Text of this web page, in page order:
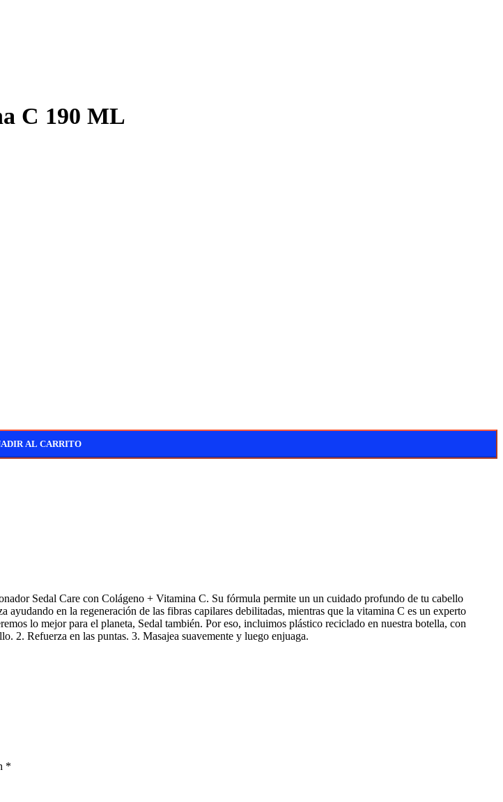
C 190 ML
AL CARRITO
Sedal Care con Colágeno + Vitamina C. Su fórmula permite un un cuidado profundo de tu cabello
en la regeneración de las fibras capilares debilitadas, mientras que la vitamina C es un experto
lo mejor para el planeta, Sedal también. Por eso, incluimos plástico reciclado en nuestra botella, con
2. Refuerza en las puntas. 3. Masajea suavemente y luego enjuaga.
*